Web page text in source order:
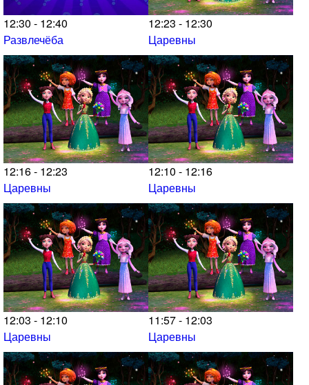
12:30 - 12:40
Развлечёба
12:23 - 12:30
Царевны
12:16 - 12:23
Царевны
12:10 - 12:16
Царевны
12:03 - 12:10
Царевны
11:57 - 12:03
Царевны